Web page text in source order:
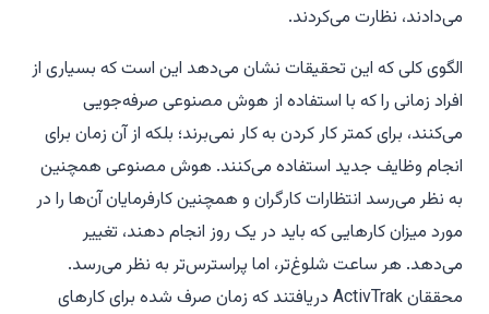
می‌دادند، نظارت می‌کردند.
الگوی کلی که این تحقیقات نشان می‌دهد این است که بسیاری از
افراد زمانی را که با استفاده از هوش مصنوعی صرفه‌جویی
می‌کنند، برای کمتر کار کردن به کار نمی‌برند؛ بلکه از آن زمان برای
انجام وظایف جدید استفاده می‌کنند. هوش مصنوعی همچنین
به نظر می‌رسد انتظارات کارگران و همچنین کارفرمایان آن‌ها را در
مورد میزان کارهایی که باید در یک روز انجام دهند، تغییر
می‌دهد. هر ساعت شلوغ‌تر، اما پراسترس‌تر به نظر می‌رسد.
محققان ActivTrak دریافتند که زمان صرف شده برای کارهای